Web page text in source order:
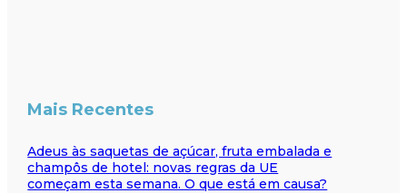
Mais Recentes
Adeus às saquetas de açúcar, fruta embalada e
champôs de hotel: novas regras da UE
começam esta semana. O que está em causa?